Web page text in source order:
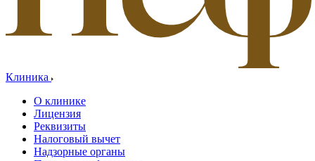
Клиника
О клинике
Лицензия
Реквизиты
Налоговый вычет
Надзорные органы